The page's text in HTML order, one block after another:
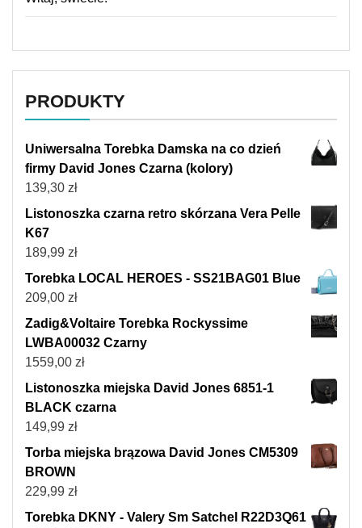
PRODUKTY
Uniwersalna Torebka Damska na co dzień
firmy David Jones Czarna (kolory)
139,30 zł
Listonoszka czarna retro skórzana Vera Pelle
K67
189,99 zł
Torebka LOCAL HEROES - SS21BAG01 Blue
209,00 zł
Zadig&Voltaire Torebka Rockyssime
LWBA00032 Czarny
1559,00 zł
Listonoszka miejska David Jones 6851-1
BLACK czarna
149,99 zł
Torba miejska brązowa David Jones CM5309
BROWN
229,99 zł
Torebka DKNY - Valery Sm Satchel R22D3Q61